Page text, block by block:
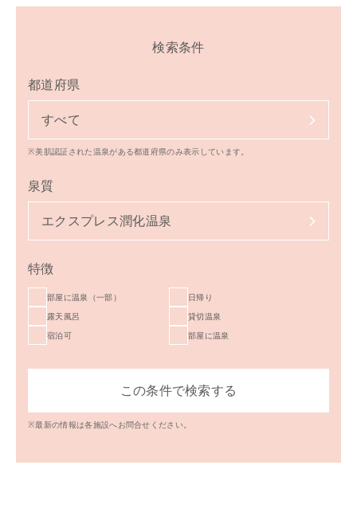
検索条件
都道府県
すべて
※美肌認証された温泉がある都道府県のみ表示しています。
泉質
エクスプレス潤化温泉
特徴
部屋に温泉（一部）
日帰り
露天風呂
貸切温泉
宿泊可
部屋に温泉
※最新の情報は各施設へお問合せください。